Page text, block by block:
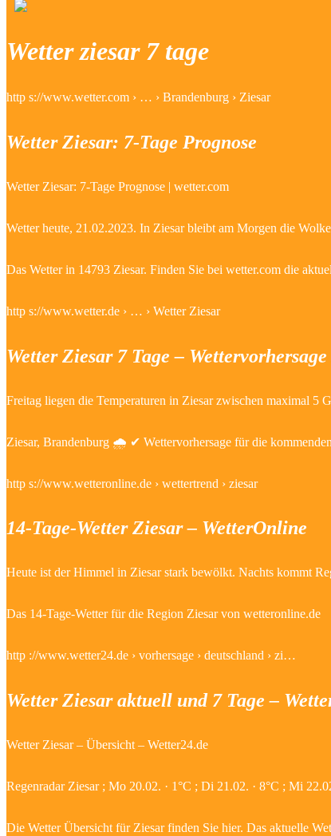
Wetter ziesar 7 tage
http s://www.wetter.com › … › Brandenburg › Ziesar
Wetter Ziesar: 7-Tage Prognose
Wetter Ziesar: 7-Tage Prognose | wetter.com
Wetter heute, 21.02.2023. In Ziesar bleibt am Morgen die
Das Wetter in 14793 Ziesar. Finden Sie bei wetter.com die
http s://www.wetter.de › … › Wetter Ziesar
Wetter Ziesar 7 Tage –
Freitag liegen die Temperaturen in Ziesar zwischen maximal
Ziesar, Brandenburg 🌧️ ✔ Wettervorhersage für die
http s://www.wetteronline.de › wettertrend › ziesar
14-Tage-Wetter Ziesar – WetterOnline
Heute ist der Himmel in Ziesar stark bewölkt. Nachts kommt
Das 14-Tage-Wetter für die Region Ziesar von wetteronline.de
http ://www.wetter24.de › vorhersage › deutschland › zi…
Wetter Ziesar aktuell und 7 Tage –
Wetter Ziesar – Übersicht – Wetter24.de
Regenradar Ziesar ; Mo 20.02. · 1°C ; Di 21.02. · 8°C ; Mi
Die Wetter Übersicht für Ziesar finden Sie hier. Das aktuelle